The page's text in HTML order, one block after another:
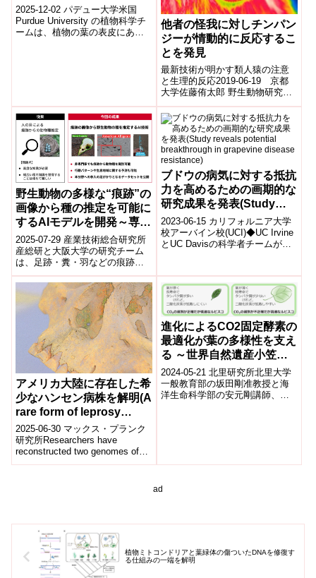
cells warn neighbors
about bacterial
pathogens)
2025-12-02 パデュー大学米国
Purdue University の植物科学チ
ームは、植物の葉の表皮にある
他者の怪我に対しチンパン
ジーが情動的に反応するこ
とを発見
最新技術が明かす類人猿の注意
と生理的反応2019-06-19 京都
大学佐藤侑太郎 野生動物研究セ
ンター・日本学術振興会特別研
究員らの研究グループは、チン
パンジー...
野生動物の多様な“痕跡”の
画像から種の推定を可能に
するAIモデルを開発～専門
知識がなくても非侵襲的に
動物の種を識別できる新た
なアニマルトラッキングAI
モデル～
2025-07-29 産業技術総合研究所
産総研と大阪大学の研究チーム
は、足跡・糞・羽などの痕跡画
像から野生動物の種を推定でき
るAIモデルとデータセット
「Anim...
ブドウの病気に対する抵抗
力を高めるための画期的な
研究成果を発表(Study
reveals potential
breakthrough in
grapevine disease
2023-06-15 カリフォルニア大学
校アーバイン校(UCI)◆UC Irvine
とUC Davisの科学者チームが、
アメリカ大陸に存在した希
少なハンセン病株を解明(A
rare form of leprosy
existed in the Americas
for thousands of years)
2025-06-30 マックス・プランク
研究所Researchers have
reconstructed two genomes of
Mycobacteri...
進化によるCO2固定酵素の
最適化が葉の多様性を支え
る ～世界自然遺産小笠原
諸島で共存する樹木から解
明～
2024-05-21 北里研究所北里大学
一般教育部の坂田剛准教授と海
洋生命科学部の安元剛講師、京
ad
植物ミトコンドリアと葉緑体の傷ついたDNAを修復す
る仕組みの一端を解明